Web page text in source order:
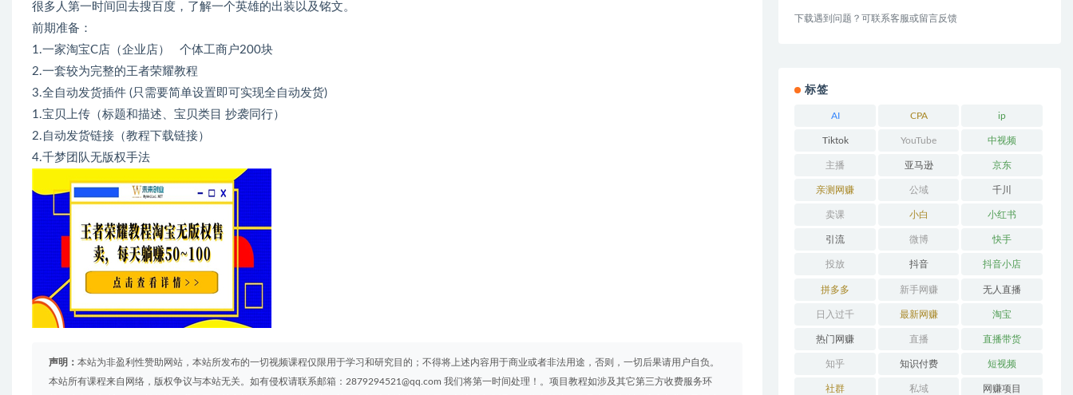
很多人第一时间回去搜百度，了解一个英雄的出装以及铭文。
前期准备：
1.一家淘宝C店（企业店） 个体工商户200块
2.一套较为完整的王者荣耀教程
3.全自动发货插件 (只需要简单设置即可实现全自动发货)
1.宝贝上传（标题和描述、宝贝类目 抄袭同行）
2.自动发货链接（教程下载链接）
4.千梦团队无版权手法
声明： 本站为非盈利性赞助网站，本站所发布的一切视频课程仅限用于学习和研究目的；不得将上述内容用于商业或者非法用途，否则，一切后果请用户自负。
本站所有课程来自网络，版权争议与本站无关。如有侵权请联系邮箱：2879294521@qq.com 我们将第一时间处理！。项目教程如涉及其它第三方收费服务环
下载遇到问题？可联系客服或留言反馈
标签
AI CPA ip
Tiktok YouTube 中视频
主播 亚马逊 京东
亲测网赚 公域 千川
卖课 小白 小红书
引流 微博 快手
投放 抖音 抖音小店
拼多多 新手网赚 无人直播
日入过千 最新网赚 淘宝
热门网赚 直播 直播带货
知乎 知识付费 短视频
社群 私域 网赚项目